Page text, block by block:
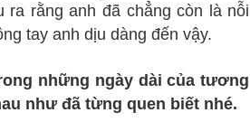
rằng anh đã chẳng còn là nỗi
tay anh dịu dàng đến vậy.
những ngày dài của tương
như đã từng quen biết nhé.